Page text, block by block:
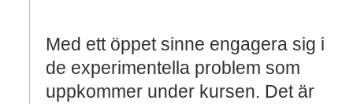
Med ett öppet sinne engagera sig i
de experimentella problem som
uppkommer under kursen. Det är